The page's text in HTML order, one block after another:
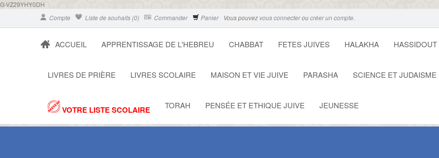
G-VZ29YHY0DH
Compte
Liste de souhaits (0) Commander Panier Vous pouvez vous connecteroucréer un compte.
ACCUEIL APPRENTISSAGE DE L'HEBREU CHABBAT FETES JUIVES HALAKHA HASSIDOUT
LIVRES DE PRIÈRE LIVRES SCOLAIRE MAISON ET VIE JUIVE PARASHA SCIENCE ET JUDAISME
VOTRE LISTE SCOLAIRE TORAH PENSÉE ET ETHIQUE JUIVE JEUNESSE